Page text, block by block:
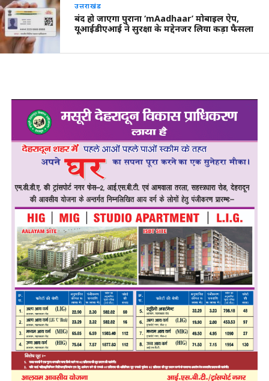
उत्तराखंड
बंद हो जाएगा पुराना ‘mAadhaar’ मोबाइल ऐप,
यूआईडीएआई ने सुरक्षा के मद्देनजर लिया कड़ा फैसला